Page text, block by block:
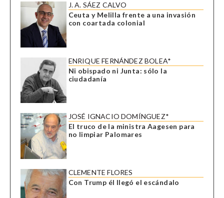
J. A. SÁEZ CALVO
Ceuta y Melilla frente a una invasión
con coartada colonial
ENRIQUE FERNÁNDEZ BOLEA*
Ni obispado ni Junta: sólo la
ciudadanía
JOSÉ IGNACIO DOMÍNGUEZ*
El truco de la ministra Aagesen para
no limpiar Palomares
CLEMENTE FLORES
Con Trump él llegó el escándalo